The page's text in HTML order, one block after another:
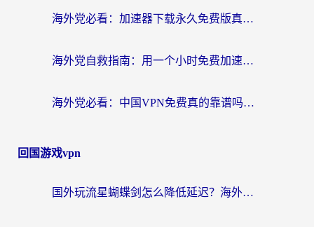
海外党必看：加速器下载永久免费版真的存在吗？教你无缝访问国内资源的正确姿势
海外党自救指南：用一个小时免费加速器，轻松打破国内资源访问壁垒？
海外党必看：中国VPN免费真的靠谱吗？手把手教你选对回国加速器
回国游戏vpn
国外玩流星蝴蝶剑怎么降低延迟？海外党必看的加速秘籍（含欧洲鸣潮&彩虹岛优化攻略）